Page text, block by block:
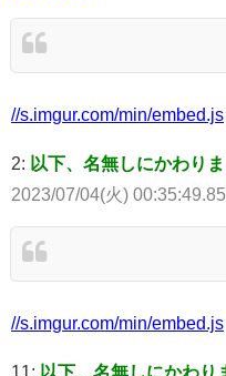
//s.imgur.com/min/embed.js
2: 以下、名無しにかわり
2023/07/04(火) 00:35:49.85
//s.imgur.com/min/embed.js
11: 以下、名無しにかわり